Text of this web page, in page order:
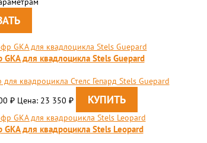
GKA для квадлоцикла Stels Guepard
квадроцикла Стелс Гепард Stels Guepard
₽ Цена: 23 350 ₽
GKA для квадроцикла Stels Leopard